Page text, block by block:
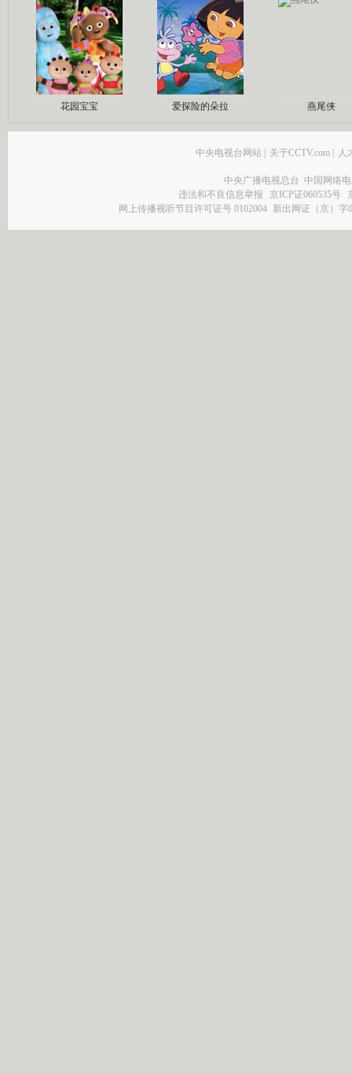
花园宝宝 爱探险的朵拉 燕尾侠
中央电视台网站 | 关于CCTV.com | 人
中央广播电视总台 中国网络
违法和不良信息举报
京ICP证060535号
网上传播视听节目许可证号 0102004 新出网证（京）